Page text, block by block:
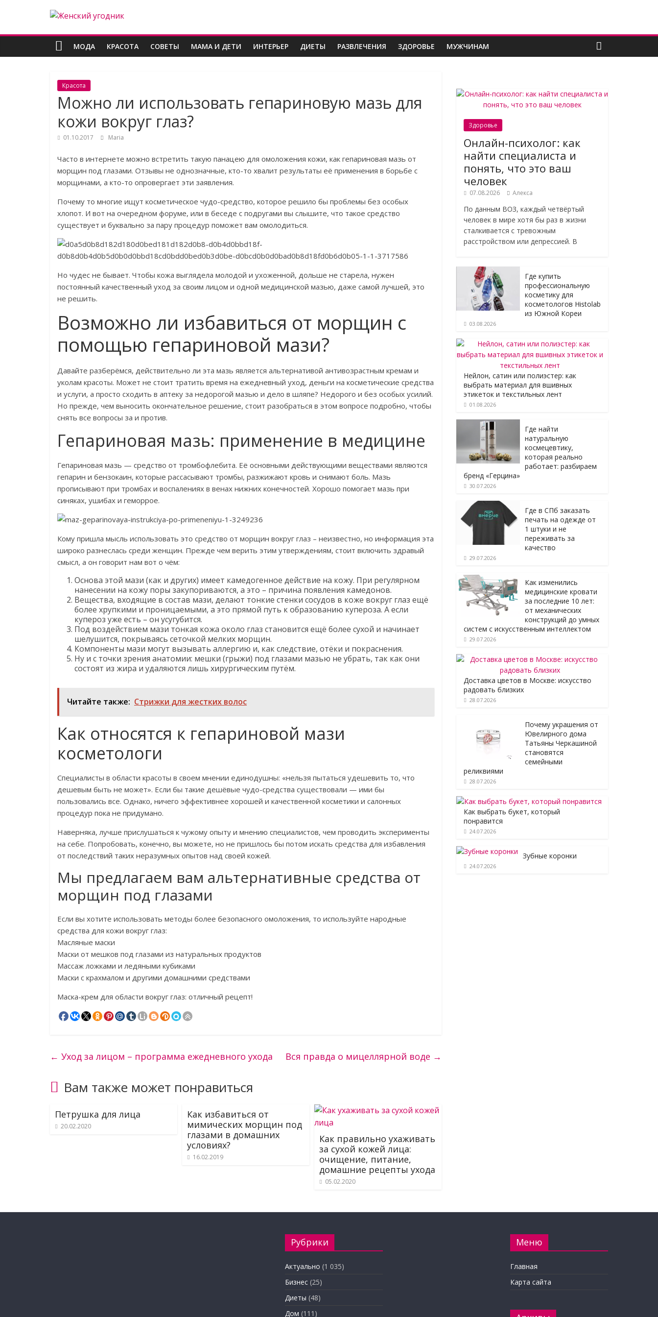
Женский
угодник
полезных
статей
для
женщин
МОДА КРАСОТА СОВЕТЫ МАМА И ДЕТИ ИНТЕРЬЕР ДИЕТЫ РАЗВЛЕЧЕНИЯ ЗДОРОВЬЕ МУЖЧИНАМ
Красота
Можно ли использовать гепариновую мазь для
кожи вокруг глаз?
01.10.2017 Maria
Часто в интернете можно встретить такую панацею для омоложения кожи, как гепариновая мазь от
морщин под глазами. Отзывы не однозначные, кто-то хвалит результаты её применения в борьбе с
морщинами, а кто-то опровергает эти заявления.
Почему то многие ищут косметическое чудо-средство, которое решило бы проблемы без особых
хлопот. И вот на очередном форуме, или в беседе с подругами вы слышите, что такое средство
существует и буквально за пару процедур поможет вам омолодиться.
Но чудес не бывает. Чтобы кожа выглядела молодой и ухоженной, дольше не старела, нужен
постоянный качественный уход за своим лицом и одной медицинской мазью, даже самой лучшей, это
не решить.
Возможно ли избавиться от морщин с
помощью гепариновой мази?
Давайте разберёмся, действительно ли эта мазь является альтернативой антивозрастным кремам и
уколам красоты. Может не стоит тратить время на ежедневный уход, деньги на косметические средства
и услуги, а просто сходить в аптеку за недорогой мазью и дело в шляпе? Недорого и без особых усилий.
Но прежде, чем выносить окончательное решение, стоит разобраться в этом вопросе подробно, чтобы
снять все вопросы за и против.
Гепариновая мазь: применение в медицине
Гепариновая мазь — средство от тромбофлебита. Её основными действующими веществами являются
гепарин и бензокаин, которые рассасывают тромбы, разжижают кровь и снимают боль. Мазь
прописывают при тромбах и воспалениях в венах нижних конечностей. Хорошо помогает мазь при
синяках, ушибах и геморрое.
Кому пришла мысль использовать это средство от морщин вокруг глаз – неизвестно, но информация эта
широко разнеслась среди женщин. Прежде чем верить этим утверждениям, стоит включить здравый
смысл, а он говорит нам вот о чём:
Основа этой мази (как и других) имеет камедогенное действие на кожу. При регулярном
нанесении на кожу поры закупориваются, а это – причина появления камедонов.
Вещества, входящие в состав мази, делают тонкие стенки сосудов в коже вокруг глаз ещё
более хрупкими и проницаемыми, а это прямой путь к образованию купероза. А если
купероз уже есть – он усугубится.
Под воздействием мази тонкая кожа около глаз становится ещё более сухой и начинает
шелушится, покрываясь сеточкой мелких морщин.
Компоненты мази могут вызывать аллергию и, как следствие, отёки и покраснения.
Ну и с точки зрения анатомии: мешки (грыжи) под глазами мазью не убрать, так как они
состоят из жира и удаляются лишь хирургическим путём.
Читайте также: Стрижки для жестких волос
Как относятся к гепариновой мази
косметологи
Специалисты в области красоты в своем мнении единодушны: «нельзя пытаться удешевить то, что
дешевым быть не может». Если бы такие дешёвые чудо-средства существовали — ими бы
пользовались все. Однако, ничего эффективнее хорошей и качественной косметики и салонных
процедур пока не придумано.
Наверняка, лучше прислушаться к чужому опыту и мнению специалистов, чем проводить эксперименты
на себе. Попробовать, конечно, вы можете, но не пришлось бы потом искать средства для избавления
от последствий таких неразумных опытов над своей кожей.
Мы предлагаем вам альтернативные средства от
морщин под глазами
Если вы хотите использовать методы более безопасного омоложения, то используйте народные
средства для кожи вокруг глаз:
Масляные маски
Маски от мешков под глазами из натуральных продуктов
Массаж ложками и ледяными кубиками
Маски с крахмалом и другими домашними средствами
Маска-крем для области вокруг глаз: отличный рецепт!
← Уход за лицом – программа ежедневного ухода Вся правда о мицеллярной воде →
Вам также может понравиться
Петрушка для лица
20.02.2020
Как избавиться от
мимических морщин под
глазами в домашних
условиях?
16.02.2019
Как правильно ухаживать
за сухой кожей лица:
очищение, питание,
домашние рецепты ухода
05.02.2020
Здоровье
Онлайн-психолог: как
найти специалиста и
понять, что это ваш
человек
07.08.2026 Алекса
По данным ВОЗ, каждый четвёртый
человек в мире хотя бы раз в жизни
сталкивается с тревожным
расстройством или депрессией. В
Где купить
профессиональную
косметику для
косметологов Histolab
из Южной Кореи
03.08.2026
Нейлон, сатин или полиэстер: как
выбрать материал для вшивных
этикеток и текстильных лент
01.08.2026
Где найти
натуральную
космецевтику,
которая реально
работает: разбираем
бренд «Герцина»
30.07.2026
Где в СПб заказать
печать на одежде от
1 штуки и не
переживать за
качество
29.07.2026
Как изменились
медицинские кровати
за последние 10 лет:
от механических
конструкций до умных
систем с искусственным интеллектом
29.07.2026
Доставка цветов в Москве: искусство
радовать близких
28.07.2026
Почему украшения от
Ювелирного дома
Татьяны Черкашиной
становятся
семейными
реликвиями
28.07.2026
Как выбрать букет, который
понравится
24.07.2026
Зубные коронки
24.07.2026
Рубрики
Актуально (1 035)
Бизнес (25)
Диеты (48)
Дом (111)
Меню
Главная
Карта сайта